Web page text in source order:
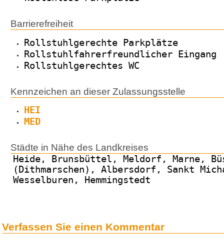
Barrierefreiheit
Rollstuhlgerechte Parkplätze
Rollstuhlfahrerfreundlicher Eingang
Rollstuhlgerechtes WC
Kennzeichen an dieser Zulassungsstelle
HEI
MED
Städte in Nähe des Landkreises
Heide, Brunsbüttel, Meldorf, Marne,
(Dithmarschen), Albersdorf, Sankt
Wesselburen, Hemmingstedt
Verfassen Sie einen Kommentar